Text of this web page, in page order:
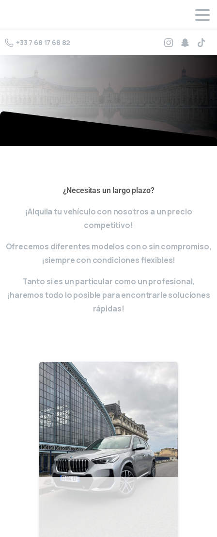
+33 7 68 17 68 82
¿Necesitas un largo plazo?
¡Alquila tu vehículo con nosotros a un precio
competitivo!
Ofrecemos diferentes modelos con o sin compromiso,
¡siempre con condiciones flexibles!
Tanto si es un particular como un profesional,
¡haremos todo lo posible para encontrarle soluciones
rápidas!